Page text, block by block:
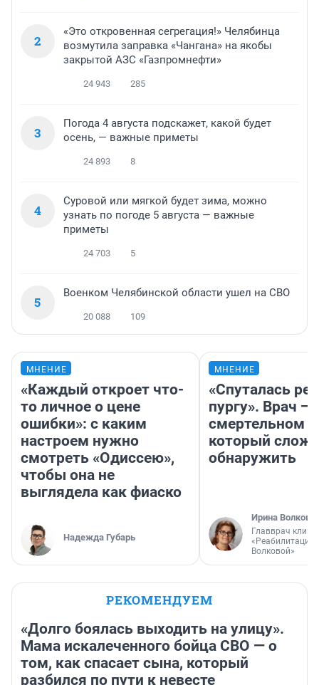
2
«Это откровенная сегрегация!» Челябинца
возмутила заправка «Чангана» на якобы
закрытой АЗС «Газпромнефти»
24 943 285
3
Погода 4 августа подскажет, какой будет
осень, — важные приметы
24 893 8
4
Суровой или мягкой будет зима, можно
узнать по погоде 5 августа — важные
приметы
24 703 5
5
Военком Челябинской области ушел на СВО
20 088 109
МНЕНИЕ
«Каждый откроет что-
то личное о цене
ошибки»: с каким
настроем нужно
смотреть «Одиссею»,
чтобы она не
выглядела как фиаско
Надежда Губарь
МНЕНИЕ
«Спуталась
пургу». Врач —
смертельном
который
обнаружить
Ирина Волкова
Главврач
«Реабилитация
Волковой»
РЕКОМЕНДУЕМ
«Долго боялась выходить на улицу».
Мама искалеченного бойца СВО — о
том, как спасает сына, который
разбился по пути к невесте